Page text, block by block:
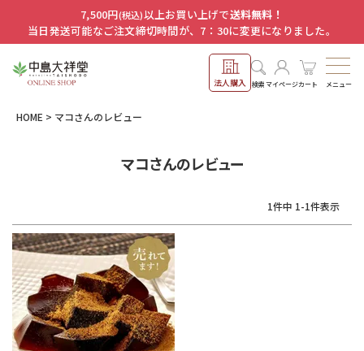
7,500円(税込)以上お買い上げで送料無料！
当日発送可能なご注文締切時間が、7：30に変更になりました。
法人購入 検索マイページカート メニュー
HOME マコさんのレビュー
マコさんのレビュー
1件中 1-1件表示